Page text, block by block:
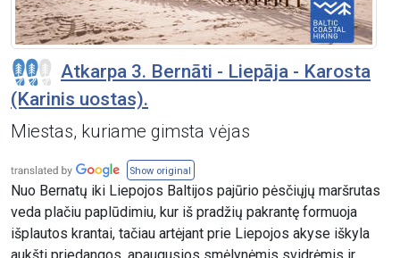
Atkarpa 3. Bernāti - Liepāja - Karosta
(Karinis uostas).
Miestas, kuriame gimsta vėjas
Show original
Nuo Bernatų iki Liepojos Baltijos pajūrio pėsčiųjų maršrutas
veda plačiu paplūdimiu, kur iš pradžių pakrantę formuoja
išplautos krantai, tačiau artėjant prie Liepojos akyse iškyla